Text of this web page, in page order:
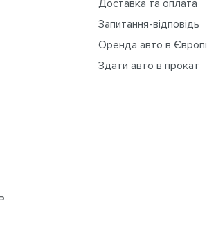
Доставка та оплата
Запитання-відповідь
Оренда авто в Європі
Здати авто в прокат